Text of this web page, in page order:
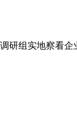
调研组实地察看企